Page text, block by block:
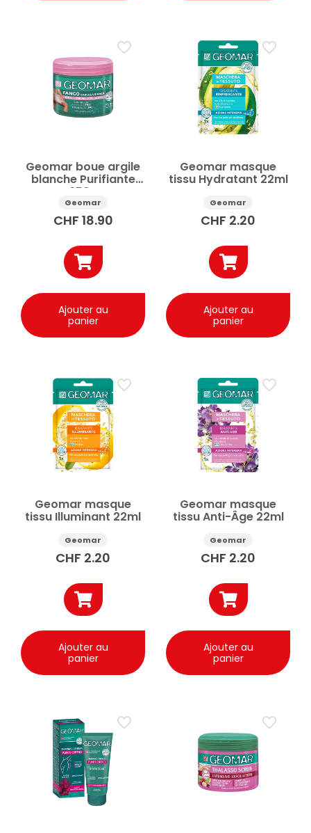
Geomar boue argile
blanche Purifiante
650g
Geomar
CHF 18.90
Ajouter au
panier
Geomar masque
tissu Hydratant 22ml
Geomar
CHF 2.20
Ajouter au
panier
Geomar masque
tissu Illuminant 22ml
Geomar
CHF 2.20
Ajouter au
panier
Geomar masque
tissu Anti-Âge 22ml
Geomar
CHF 2.20
Ajouter au
panier